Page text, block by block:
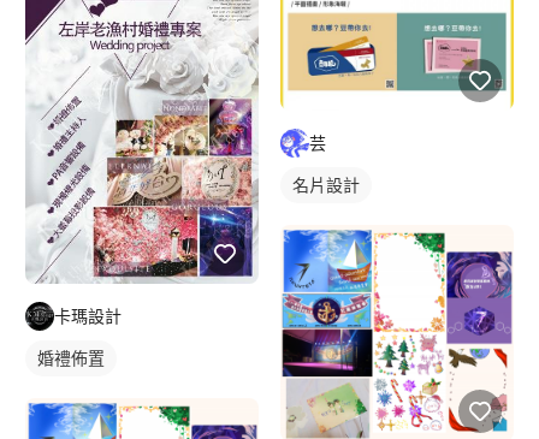
卡瑪設計
婚禮佈置
芸
名片設計